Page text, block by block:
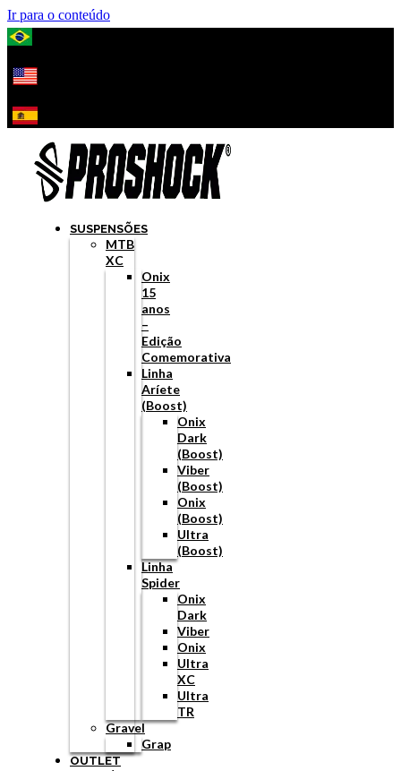
Ir para o conteúdo
SUSPENSÕES
MTB
XC
Onix
15
anos
–
Edição
Comemorativa
Linha
Aríete
(Boost)
Onix
Dark
(Boost)
Viber
(Boost)
Onix
(Boost)
Ultra
(Boost)
Linha
Spider
Onix
Dark
Viber
Onix
Ultra
XC
Ultra
TR
Gravel
Grap
OUTLET